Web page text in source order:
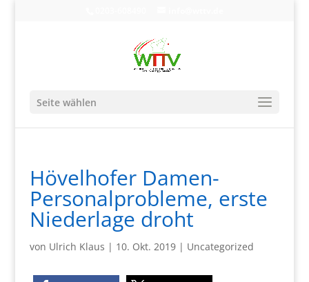
Seite wählen
Hövelhofer Damen-
Personalprobleme, erste
Niederlage droht
von Ulrich Klaus | 10. Okt. 2019| Uncategorized